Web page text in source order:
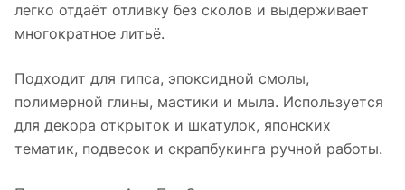
легко отдаёт отливку без сколов и выдерживает
многократное литьё.
Подходит для гипса, эпоксидной смолы,
полимерной глины, мастики и мыла. Используется
для декора открыток и шкатулок, японских
тематик, подвесок и скрапбукинга ручной работы.